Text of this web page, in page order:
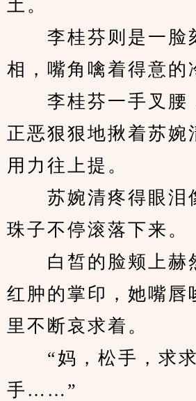
土。
李桂芬则是一脸
相，嘴角噙着得意的
李桂芬一手叉腰
正恶狠狠地揪着苏婉
用力往上提。
苏婉清疼得眼泪
珠子不停滚落下来。
白皙的脸颊上赫
红肿的掌印，她嘴唇
里不断哀求着。
“妈，松手，求求
手……”